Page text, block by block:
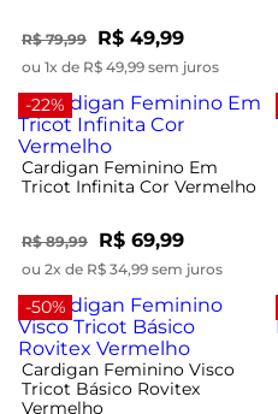
R$ 79,99 R$ 49,99
ou 1x de R$ 49,99 sem juros
-22%
Cardigan Feminino Em
Tricot Infinita Cor Vermelho
R$ 89,99 R$ 69,99
ou 2x de R$ 34,99 sem juros
-50%
Cardigan Feminino Visco
Tricot Básico Rovitex
Vermelho